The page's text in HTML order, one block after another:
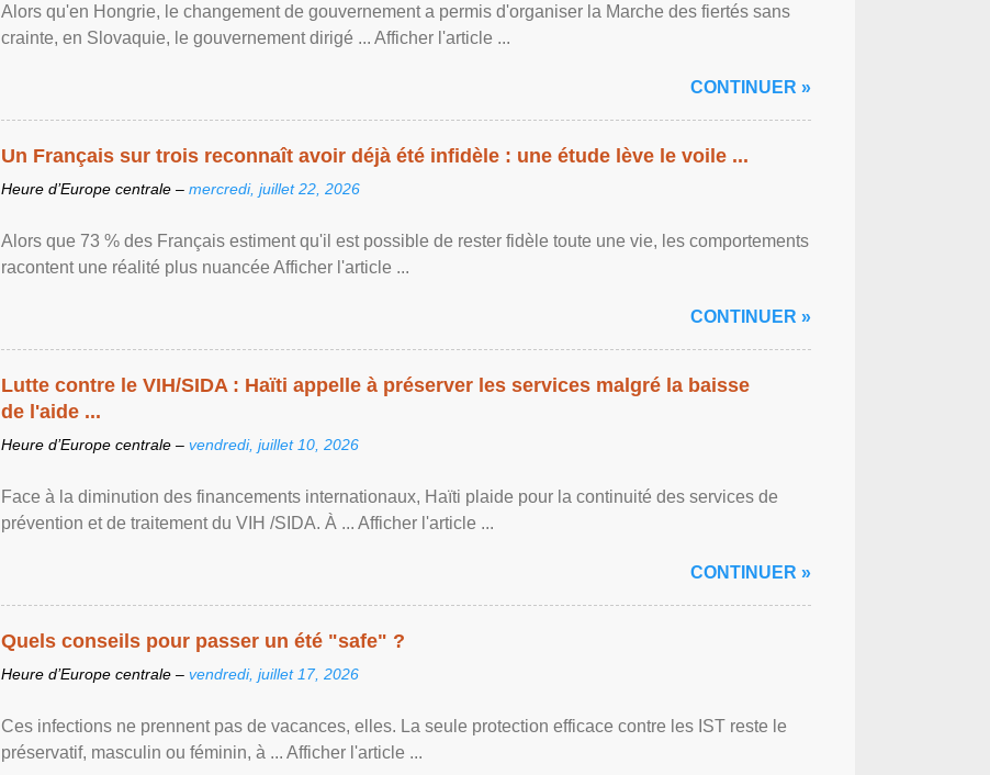
Alors qu'en Hongrie, le changement de gouvernement a permis d'organiser la Marche des fiertés sans
crainte, en Slovaquie, le gouvernement dirigé ... Afficher l'article ...
CONTINUER »
Un Français sur trois reconnaît avoir déjà été infidèle : une étude lève le voile ...
Heure d’Europe centrale – mercredi, juillet 22, 2026
Alors que 73 % des Français estiment qu'il est possible de rester fidèle toute une vie, les comportements
racontent une réalité plus nuancée Afficher l'article ...
CONTINUER »
Lutte contre le VIH/SIDA : Haïti appelle à préserver les services malgré la baisse
de l'aide ...
Heure d’Europe centrale – vendredi, juillet 10, 2026
Face à la diminution des financements internationaux, Haïti plaide pour la continuité des services de
prévention et de traitement du VIH /SIDA. À ... Afficher l'article ...
CONTINUER »
Quels conseils pour passer un été "safe" ?
Heure d’Europe centrale – vendredi, juillet 17, 2026
Ces infections ne prennent pas de vacances, elles. La seule protection efficace contre les IST reste le
préservatif, masculin ou féminin, à ... Afficher l'article ...